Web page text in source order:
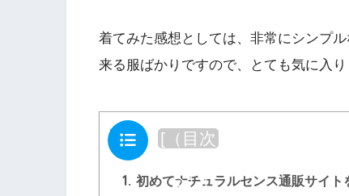
着てみた感想としては、非常にシンプ
来る服ばかりですので、とても気に入り
目次 [ （目次
る）]
1. 初めてナチュラルセンス通販サイト